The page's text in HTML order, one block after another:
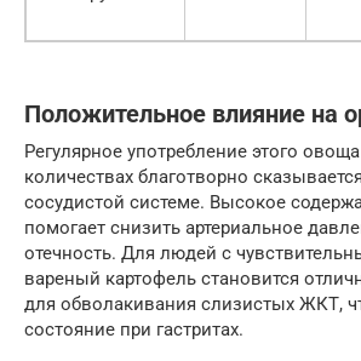
Положительное влияние на
Регулярное употребление этого
количествах благотворно
сосудистой системе. Высокое
помогает снизить артериальное
отечность. Для людей с
вареный картофель становится
для обволакивания слизистых ЖКТ,
состояние при гастритах.